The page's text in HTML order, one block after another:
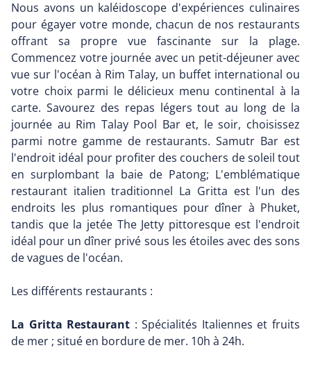
Nous avons un kaléidoscope d'expériences culinaires
pour égayer votre monde, chacun de nos restaurants
offrant sa propre vue fascinante sur la plage.
Commencez votre journée avec un petit-déjeuner avec
vue sur l'océan à Rim Talay, un buffet international ou
votre choix parmi le délicieux menu continental à la
carte. Savourez des repas légers tout au long de la
journée au Rim Talay Pool Bar et, le soir, choisissez
parmi notre gamme de restaurants. Samutr Bar est
l'endroit idéal pour profiter des couchers de soleil tout
en surplombant la baie de Patong; L'emblématique
restaurant italien traditionnel La Gritta est l'un des
endroits les plus romantiques pour dîner à Phuket,
tandis que la jetée The Jetty pittoresque est l'endroit
idéal pour un dîner privé sous les étoiles avec des sons
de vagues de l'océan.
Les différents restaurants :
La Gritta Restaurant : Spécialités Italiennes et fruits
de mer ; situé en bordure de mer. 10h à 24h.